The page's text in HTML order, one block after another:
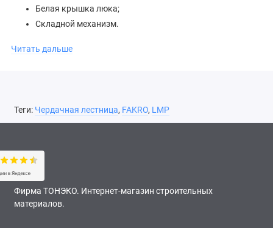
Белая крышка люка;
Складной механизм.
Монтажный комплект FAKRO LXK приобретается отдельно.
Читать дальше
Теги: Чердачная лестница, FAKRO, LMP
Фирма ТОНЭКО. Интернет-магазин строительных
материалов.